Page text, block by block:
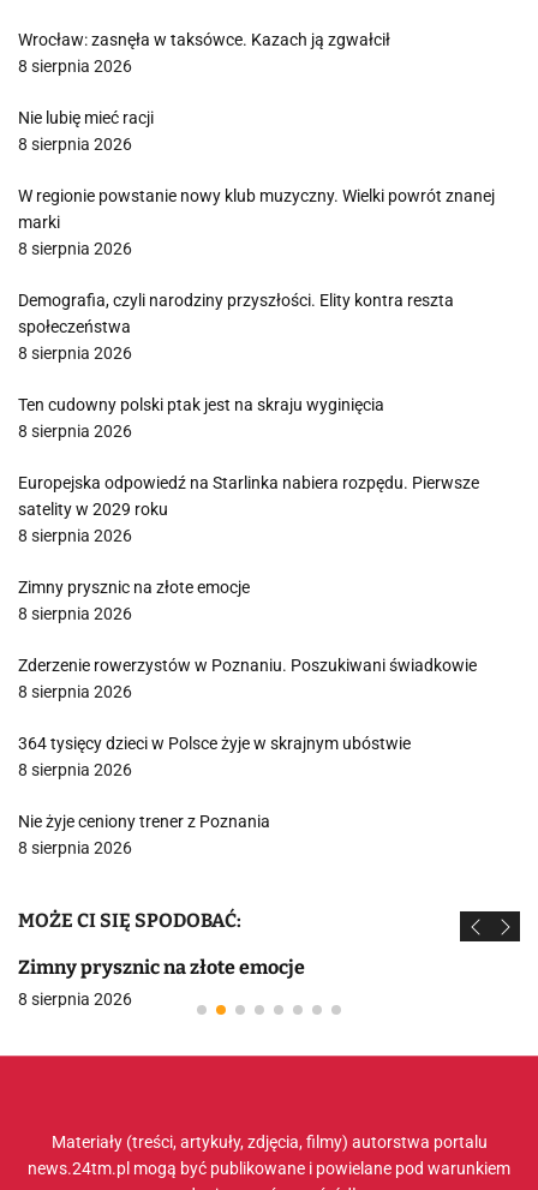
Wrocław: zasnęła w taksówce. Kazach ją zgwałcił
8 sierpnia 2026
Nie lubię mieć racji
8 sierpnia 2026
W regionie powstanie nowy klub muzyczny. Wielki powrót znanej
marki
8 sierpnia 2026
Demografia, czyli narodziny przyszłości. Elity kontra reszta
społeczeństwa
8 sierpnia 2026
Ten cudowny polski ptak jest na skraju wyginięcia
8 sierpnia 2026
Europejska odpowiedź na Starlinka nabiera rozpędu. Pierwsze
satelity w 2029 roku
8 sierpnia 2026
Zimny prysznic na złote emocje
8 sierpnia 2026
Zderzenie rowerzystów w Poznaniu. Poszukiwani świadkowie
8 sierpnia 2026
364 tysięcy dzieci w Polsce żyje w skrajnym ubóstwie
8 sierpnia 2026
Nie żyje ceniony trener z Poznania
8 sierpnia 2026
MOŻE CI SIĘ SPODOBAĆ:
Zimny prysznic na złote emocje
8 sierpnia 2026
Materiały (treści, artykuły, zdjęcia, filmy) autorstwa portalu
news.24tm.pl mogą być publikowane i powielane pod warunkiem